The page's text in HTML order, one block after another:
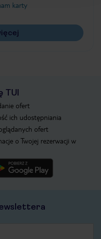
karty
TUI
ofert
ich udostępniania
ofert
o Twojej rezerwacji w